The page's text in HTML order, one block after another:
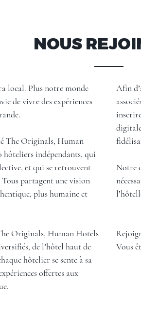
NOUS
local. Plus notre monde
de vivre des expériences
The Originals, Human
hôteliers indépendants, qui
et qui se retrouvent
partagent une vision
plus humaine et
Originals, Human Hotels
de l’hôtel haut de
hôtelier se sente à sa
offertes aux
Afin
Notre
Vous